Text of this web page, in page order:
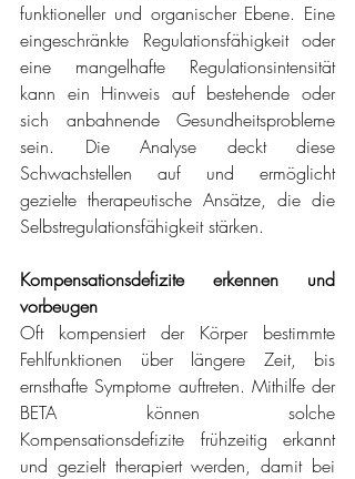
funktioneller und organischer Ebene. Eine
eingeschränkte Regulationsfähigkeit oder
eine mangelhafte Regulationsintensität
kann ein Hinweis auf bestehende oder
sich anbahnende Gesundheitsprobleme
sein. Die Analyse deckt diese
Schwachstellen auf und ermöglicht
gezielte therapeutische Ansätze, die die
Selbstregulationsfähigkeit stärken.
Kompensationsdefizite erkennen und
vorbeugen
Oft kompensiert der Körper bestimmte
Fehlfunktionen über längere Zeit, bis
ernsthafte Symptome auftreten. Mithilfe der
BETA können solche
Kompensationsdefizite frühzeitig erkannt
und gezielt therapiert werden, damit bei